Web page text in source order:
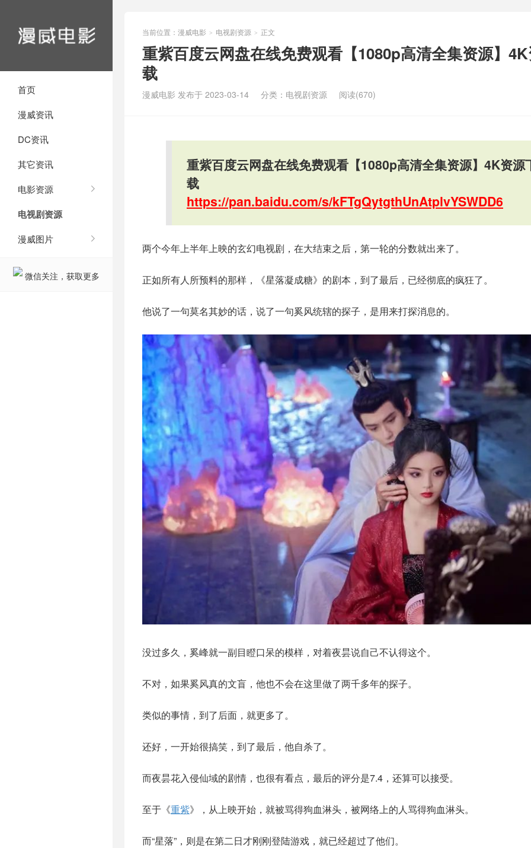
首页
漫威资讯
DC资讯
其它资讯
电影资源
电视剧资源
漫威图片
微信关注，获取更多
当前位置： 漫威电影 > 电视剧资源 > 正文
重紫百度云网盘在线免费观看【1080p高清全集资源】
载
漫威电影 发布于 2023-03-14 分类： 电视剧资源 阅读(670)
重紫百度云网盘在线免费观看【1080p高清全集资源】4K资源
载
https://pan.baidu.com/s/kFTgQytgthUnAtplvYSWDD6
两个今年上半年上映的玄幻电视剧，在大结束之后，第一轮的分数就出来了。
正如所有人所预料的那样，《星落凝成糖》的剧本，到了最后，已经彻底的疯狂了。
他说了一句莫名其妙的话，说了一句奚风统辖的探子，是用来打探消息的。
没过多久，奚峰就一副目瞪口呆的模样，对着夜昙说自己不认得这个。
不对，如果奚风真的文盲，他也不会在这里做了两千多年的探子。
类似的事情，到了后面，就更多了。
还好，一开始很搞笑，到了最后，他自杀了。
而夜昙花入侵仙域的剧情，也很有看点，最后的评分是7.4，还算可以接受。
至于《重紫》，从上映开始，就被骂得狗血淋头，被网络上的人骂得狗血淋头。
而“星落”，则是在第二日才刚刚登陆游戏，就已经超过了他们。